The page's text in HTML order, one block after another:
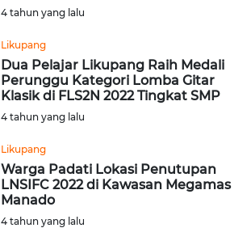
4 tahun yang lalu
Likupang
Dua Pelajar Likupang Raih Medali
Perunggu Kategori Lomba Gitar
Klasik di FLS2N 2022 Tingkat SMP
4 tahun yang lalu
Likupang
Warga Padati Lokasi Penutupan
LNSIFC 2022 di Kawasan Megamas
Manado
4 tahun yang lalu